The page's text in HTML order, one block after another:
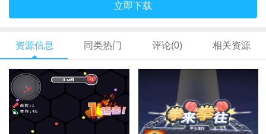
立即下载
资源信息 同类热门 评论(0) 相关资源